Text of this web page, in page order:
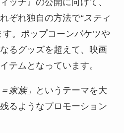
ぞれ独自の方法で“スティ
。ポップコーンバケツや
るグッズを超えて、映画
テムとなっています。
家族」 というテーマを大
るようなプロモーション